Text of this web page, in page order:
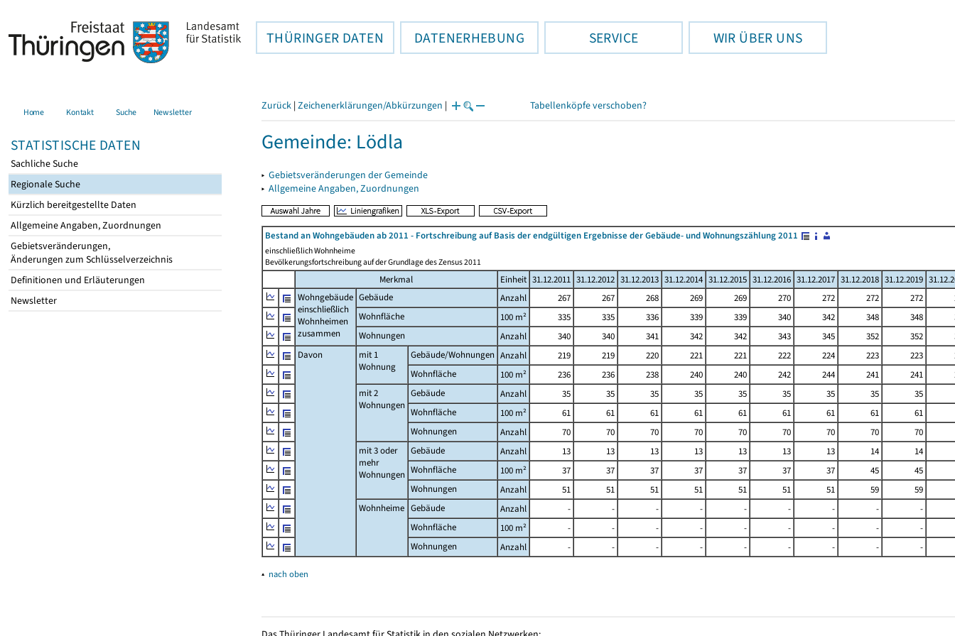
THÜRINGER DATEN DATENERHEBUNG SERVICE WIR ÜBER UNS
Home Kontakt Suche Newsletter
STATISTISCHE DATEN
Sachliche Suche
Regionale Suche
Kürzlich bereitgestellte Daten
Allgemeine Angaben, Zuordnungen
Gebietsveränderungen,
Änderungen zum Schlüsselverzeichnis
Definitionen und Erläuterungen
Newsletter
Zurück | Zeichenerklärungen/Abkürzungen | Tabellenköpfe verschoben?
Gemeinde: Lödla
▸ Gebietsveränderungen der Gemeinde
▸ Allgemeine Angaben, Zuordnungen
Bestand an Wohngebäuden ab 2011 - Fortschreibung auf Basis der endgültigen Ergebnisse der Gebäude- und Wohnungszählung 2011
einschließlich Wohnheime
Bevölkerungsfortschreibung auf der Grundlage des Zensus 2011
Merkmal Einheit 31.12.2011 31.12.2012 31.12.2013 31.12.2014 31.12.2015 31.12.2016 31.12.2017 31.12.2018 31.12.2019
Wohngebäude
einschließlich
Wohnheimen
zusammen
Gebäude Anzahl 267 267 268 269 269 270 272 272 272
Wohnfläche
100 m² 335 335 336 339 339 340 342 348 348
Wohnungen
Anzahl 340 340 341 342 342 343 345 352 352
Davon
mit 1
Wohnung
Gebäude/Wohnungen Anzahl 219 219 220 221 221 222 224 223 223
Wohnfläche
100 m² 236 236 238 240 240 242 244 241 241
mit 2
Wohnungen
Gebäude Anzahl 35 35 35 35 35 35 35 35
35
Wohnfläche
100 m² 61 61 61 61 61 61 61 61
61
Wohnungen
Anzahl 70 70 70 70 70 70 70 70
70
mit 3 oder
mehr
Wohnungen
Gebäude Anzahl 13 13 13 13 13 13 13 14
14
Wohnfläche
100 m² 37 37 37 37 37 37 37 45
45
Wohnungen
Anzahl 51 51 51 51 51 51 51 59
59
Wohnheime Gebäude Anzahl - - - - - - - -
-
Wohnfläche
100 m² - - - - - - - -
-
Wohnungen
Anzahl - - - - - - - - -
▴ nach oben